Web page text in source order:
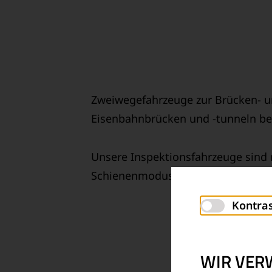
Zweiwegefahrzeuge zur Brücken-
Eisenbahnbrücken und -tunneln
Unsere Inspektionsfahrzeuge
Schienenmodus können Sie alle
WIR